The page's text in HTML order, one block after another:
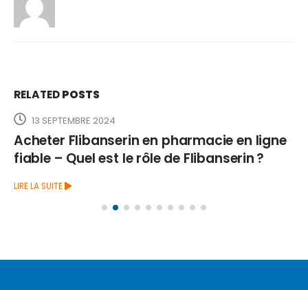
RELATEDPOSTS
13 SEPTEMBRE 2024
Acheter Flibanserin en pharmacie en ligne
fiable – Quel est le rôle de Flibanserin ?
LIRE LA SUITE